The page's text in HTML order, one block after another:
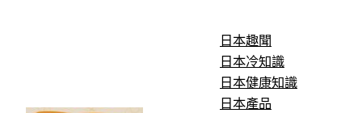
日本趣聞
日本冷知識
日本健康知識
日本產品